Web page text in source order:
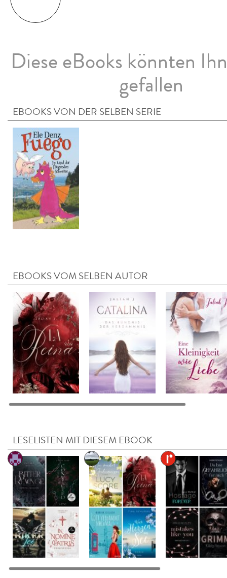
Diese eBooks könnten
gefallen
EBOOKS VON DER SELBEN SERIE
EBOOKS VOM SELBEN AUTOR
LESELISTEN MIT DIESEM EBOOK